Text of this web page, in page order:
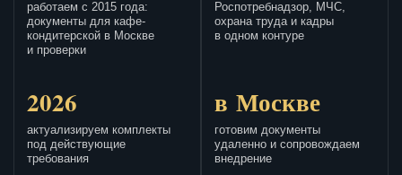
работаем с 2015 года:
документы для кафе-
кондитерской в Москве
и проверки
Роспотребнадзор, МЧС,
охрана труда и кадры
в одном контуре
2026
актуализируем комплекты
под действующие
требования
в Москве
готовим документы
удаленно и сопровождаем
внедрение